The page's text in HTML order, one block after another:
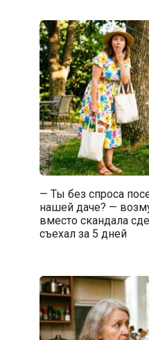
— Ты без спроса
нашей даче? —
вместо скандала
съехал за 5 дней